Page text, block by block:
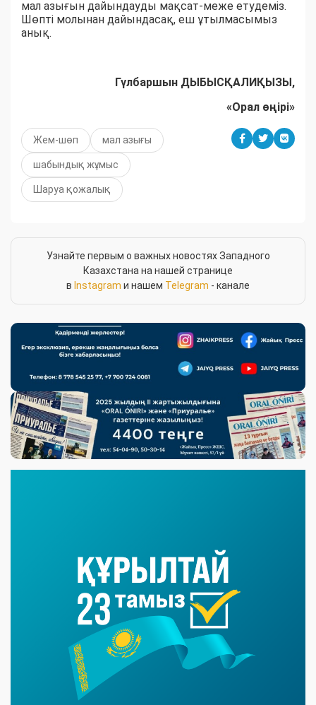
мал азығын дайындауды мақсат-меже етудеміз.
Шөпті молынан дайындасақ, еш ұтылмасымыз
анық.
Гүлбаршын ДЫБЫСҚАЛИҚЫЗЫ,
«Орал өңірі»
Жем-шөп мал азығы
шабындық жұмыс
Шаруа қожалық
Узнайте первым о важных новостях Западного
Казахстана на нашей странице
в Instagram и нашем Telegram - канале